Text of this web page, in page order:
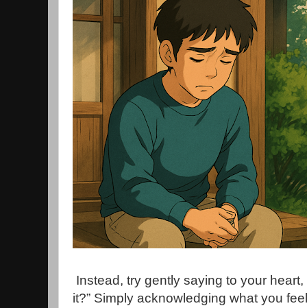
Instead, try gently saying to your heart,
it?” Simply acknowledging what you